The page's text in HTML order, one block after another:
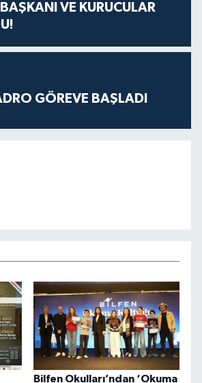
VE KURUCULAR
GÖREVE BAŞLADI
Bilfen Okulları’ndan ‘Okuma